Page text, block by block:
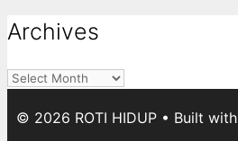
Archives
Archives
© 2026 ROTI HIDUP • Built with